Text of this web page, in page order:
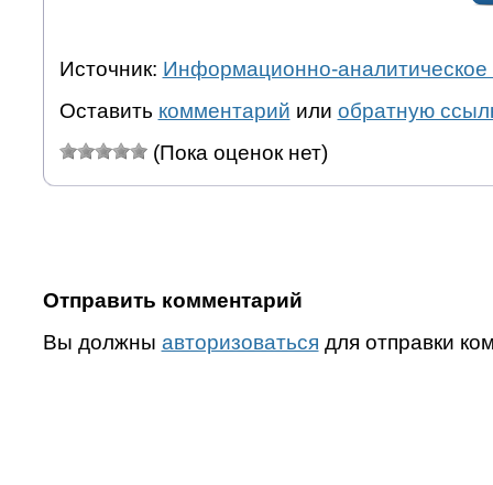
Источник: Информационно-аналитическое
Оставить комментарий или обратную
(Пока оценок нет)
Отправить комментарий
Вы должны авторизоваться для отправки